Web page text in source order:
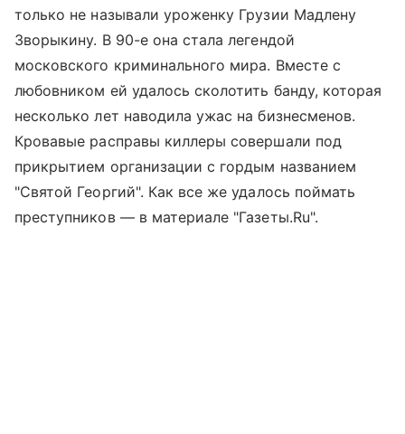
только не называли уроженку Грузии Мадлену
Зворыкину. В 90-е она стала легендой
московского криминального мира. Вместе с
любовником ей удалось сколотить банду, которая
несколько лет наводила ужас на бизнесменов.
Кровавые расправы киллеры совершали под
прикрытием организации с гордым названием
"Святой Георгий". Как все же удалось поймать
преступников — в материале "Газеты.Ru".